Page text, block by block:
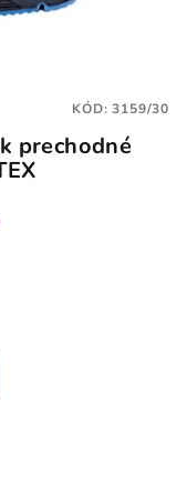
prechodné
KÓD:3159/30